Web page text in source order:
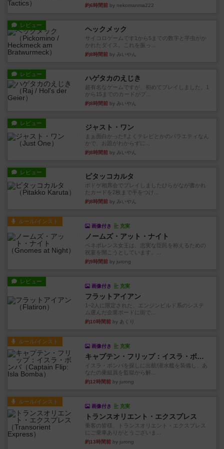
約6時間前 by nekomanma222
レビュー ヘックメック
サイコロゲームです1から5までの数字と芋虫がか
かれたダイス。これを振っ...
約8時間前 by みいやん
レビュー ハゲタカのえじき
超有名なゲームですが、初めてプレイしました。1
から15までのカードがプ...
約8時間前 by みいやん
レビュー ジャスト・ワン
まぁ面白かった‼️よくテレビとかのバラエティなん
かで、お題がわからずに...
約8時間前 by みいやん
レビュー ピタッコカルタ
ボドゲ相席会でプレイしましたひらがなが書かれ
たカードを2枚まで手をつけ...
約8時間前 by みいやん
ルール/インスト
画像付き 充実
ノームズ・アット・ナイト
ベネボレンス女王は、忠実な臣民を称えるための
祝宴を開こうとしています。...
約9時間前 by jurong
レビュー
画像付き 充実
フラットアイアン
1~2人に限定された、エンジンビルド系のシステ
ム選んだ企業ボードに街で...
約10時間前 by あくり
ルール/インスト
画像付き 充実
キャプテン・フリップ：イスラ・ボンバ
イスラ・ボンバを探しに出航!潜水艦を装備し、あ
なたの乗組員を監獄から解...
約12時間前 by jurong
ルール/インスト
画像付き 充実
トランスオリエント・エクスプレス
乗客の皆様、トランスオリエント・エクスプレス
にご乗車ありがとうございま...
約13時間前 by jurong